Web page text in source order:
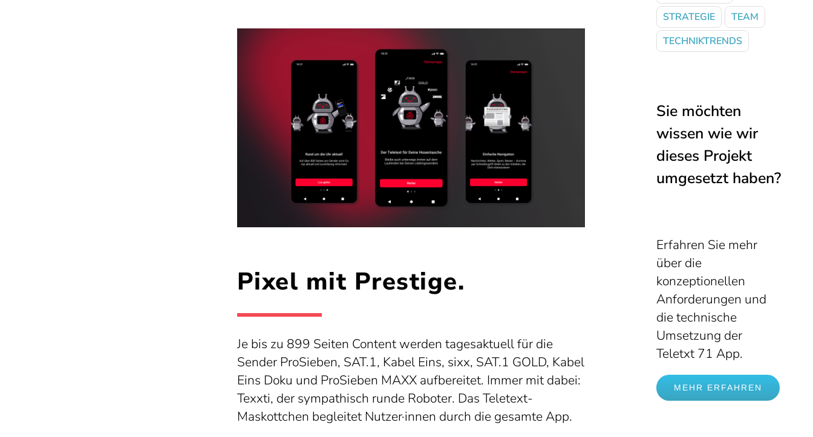
Pixel mit Prestige.
Je bis zu 899 Seiten Content werden tagesaktuell für die
Sender ProSieben, SAT.1, Kabel Eins, sixx, SAT.1 GOLD, Kabel
Eins Doku und ProSieben MAXX aufbereitet. Immer mit dabei:
Texxti, der sympathisch runde Roboter. Das Teletext-
Maskottchen begleitet Nutzer·innen durch die gesamte App.
STRATEGIE
TEAM
TECHNIKTRENDS
Sie möchten
wissen wie wir
dieses Projekt
umgesetzt haben?
Erfahren Sie mehr
über die
konzeptionellen
Anforderungen und
die technische
Umsetzung der
Teletxt 71 App.
MEHR ERFAHREN